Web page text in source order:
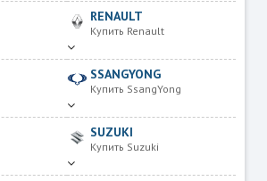
RENAULT
Купить Renault
SSANGYONG
Купить SsangYong
SUZUKI
Купить Suzuki